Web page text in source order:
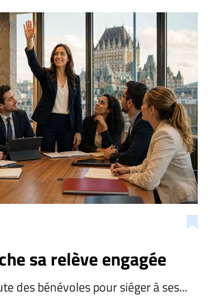
sa relève engagée
des bénévoles pour siéger à ses...